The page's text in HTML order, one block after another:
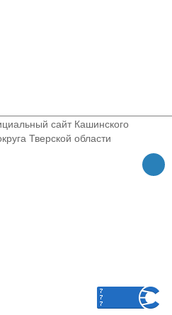
сайт Кашинского
Тверской области